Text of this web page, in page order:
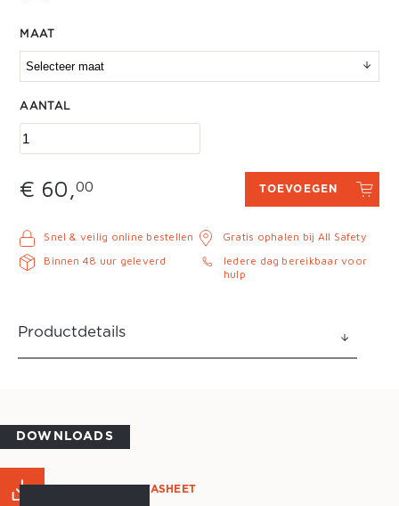
MAAT
AANTAL
€ 60,00 TOEVOEGEN
Snel & veilig online bestellen
Binnen 48 uur geleverd
Gratis ophalen bij All Safety
Iedere dag bereikbaar voor
hulp
Productdetails
DOWNLOADS
PRODUCT DATASHEET